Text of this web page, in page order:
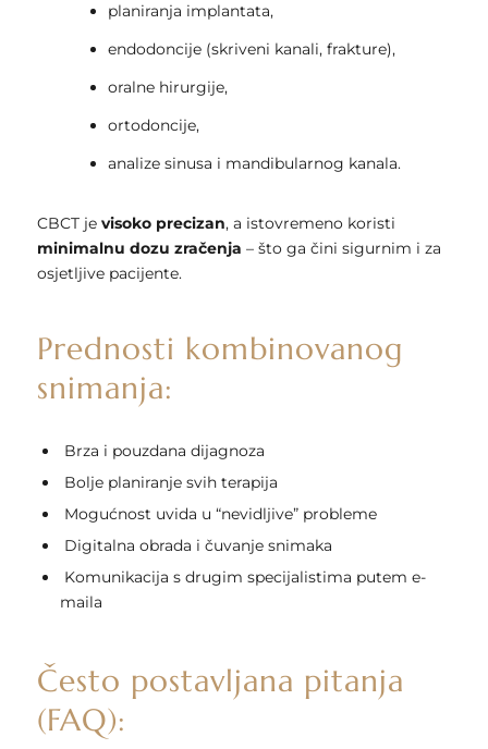
planiranja implantata,
endodoncije (skriveni kanali, frakture),
oralne hirurgije,
ortodoncije,
analize sinusa i mandibularnog kanala.
CBCT je visoko precizan, a istovremeno koristi
minimalnu dozu zračenja – što ga čini sigurnim i za
osjetljive pacijente.
Prednosti kombinovanog
snimanja:
Brza i pouzdana dijagnoza
Bolje planiranje svih terapija
Mogućnost uvida u “nevidljive” probleme
Digitalna obrada i čuvanje snimaka
Komunikacija s drugim specijalistima putem e-
maila
Često postavljana pitanja
(FAQ):